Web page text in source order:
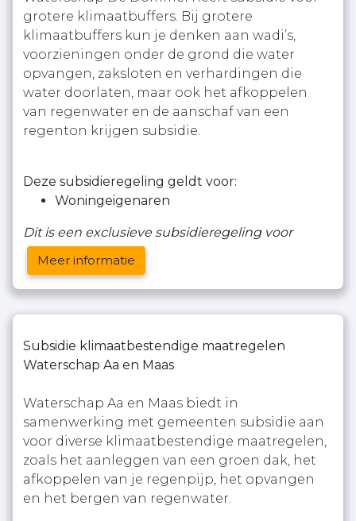
grotere klimaatbuffers. Bij grotere
klimaatbuffers kun je denken aan wadi’s,
voorzieningen onder de grond die water
opvangen, zaksloten en verhardingen die
water doorlaten, maar ook het afkoppelen
van regenwater en de aanschaf van een
regenton krijgen subsidie.
Deze subsidieregeling geldt voor:
Woningeigenaren
Dit is een exclusieve subsidieregeling voor
Meer informatie
Subsidie klimaatbestendige maatregelen
Waterschap Aa en Maas
Waterschap Aa en Maas biedt in
samenwerking met gemeenten subsidie aan
voor diverse klimaatbestendige maatregelen,
zoals het aanleggen van een groen dak, het
afkoppelen van je regenpijp, het opvangen
en het bergen van regenwater.